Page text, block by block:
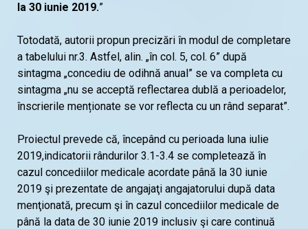
la 30 iunie 2019.”
Totodată, autorii propun precizări în modul de completare
a tabelului nr.3. Astfel, alin. „în col. 5, col. 6” după
sintagma „concediu de odihnă anual” se va completa cu
sintagma „nu se acceptă reflectarea dublă a perioadelor,
înscrierile menționate se vor reflecta cu un rând separat”.
Proiectul prevede că, începând cu perioada luna iulie
2019,indicatorii rândurilor 3.1-3.4 se completează în
cazul concediilor medicale acordate până la 30 iunie
2019 şi prezentate de angajaţi angajatorului după data
menţionată, precum şi în cazul concediilor medicale de
până la data de 30 iunie 2019 inclusiv şi care continuă